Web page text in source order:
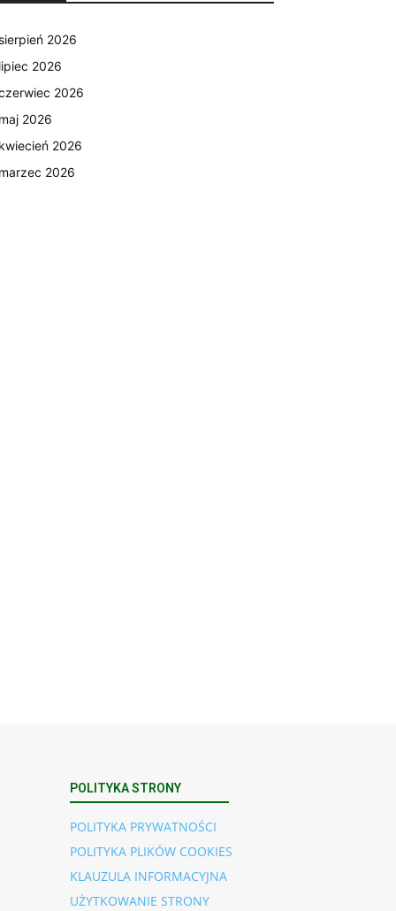
sierpień 2026
lipiec 2026
2026
maj 2026
kwiecień 2026
marzec 2026
POLITYKA STRONY
POLITYKA PRYWATNOŚCI
POLITYKA PLIKÓW COOKIES
KLAUZULA INFORMACYJNA
UŻYTKOWANIE STRONY